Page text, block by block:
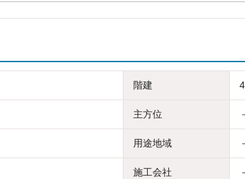
階建
主方位
用途地域
施工会社